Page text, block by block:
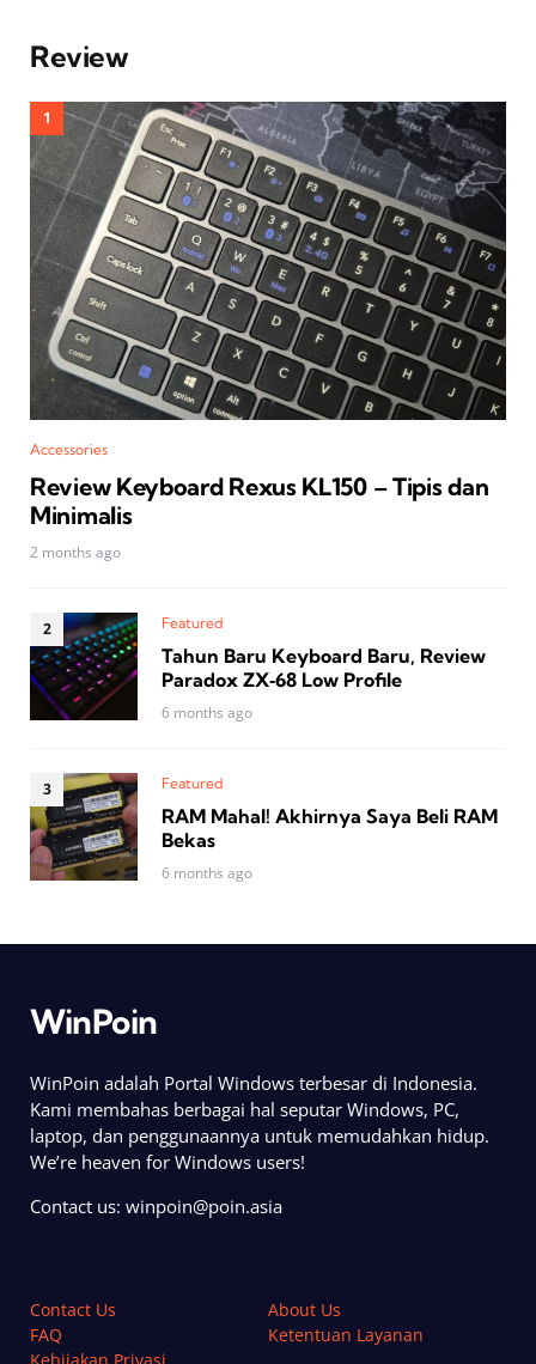
Review
Accessories
Review Keyboard Rexus KL150 – Tipis dan
Minimalis
2 months ago
Featured
Tahun Baru Keyboard Baru, Review
Paradox ZX‑68 Low Profile
6 months ago
Featured
RAM Mahal! Akhirnya Saya Beli RAM
Bekas
6 months ago
WinPoin
WinPoin adalah Portal Windows terbesar di Indonesia.
Kami membahas berbagai hal seputar Windows, PC,
laptop, dan penggunaannya untuk memudahkan hidup.
We’re heaven for Windows users!
Contact us: winpoin@poin.asia
Contact Us
About Us
FAQ
Ketentuan Layanan